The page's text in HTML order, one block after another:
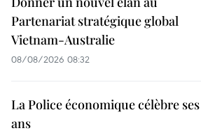
Partenariat stratégique global
Vietnam-Australie
08/08/2026 08:32
La Police économique célèbre
ans